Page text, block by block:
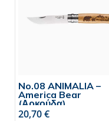
No.08 ANIMALIA –
America Bear
(Αρκούδα)
€